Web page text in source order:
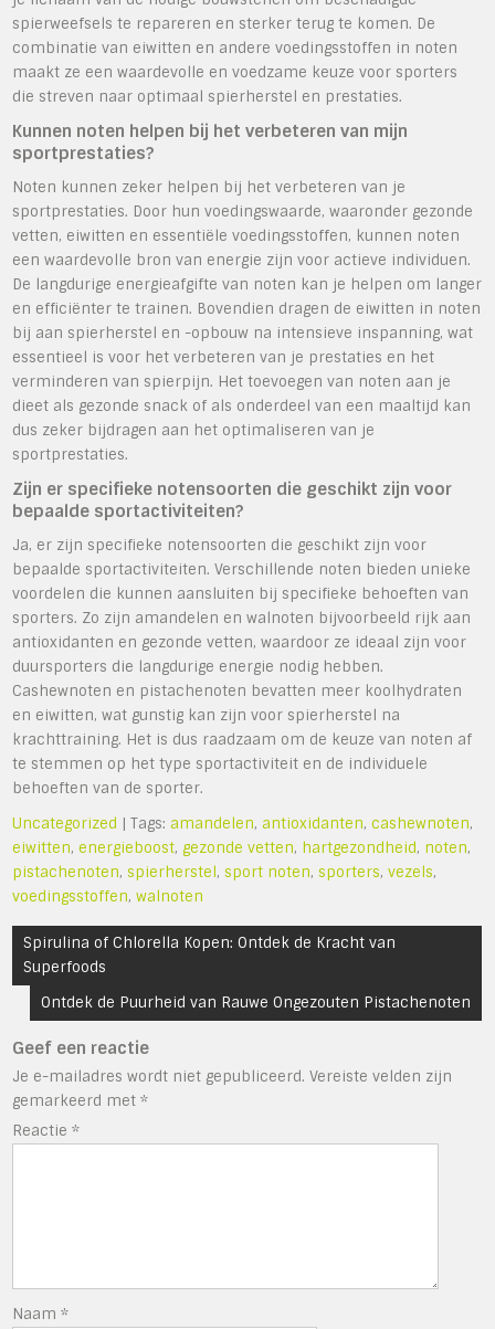
spierweefsels te repareren en sterker terug te komen. De
combinatie van eiwitten en andere voedingsstoffen in noten
maakt ze een waardevolle en voedzame keuze voor sporters
die streven naar optimaal spierherstel en prestaties.
Kunnen noten helpen bij het verbeteren van mijn
sportprestaties?
Noten kunnen zeker helpen bij het verbeteren van je
sportprestaties. Door hun voedingswaarde, waaronder gezonde
vetten, eiwitten en essentiële voedingsstoffen, kunnen noten
een waardevolle bron van energie zijn voor actieve individuen.
De langdurige energieafgifte van noten kan je helpen om langer
en efficiënter te trainen. Bovendien dragen de eiwitten in noten
bij aan spierherstel en -opbouw na intensieve inspanning, wat
essentieel is voor het verbeteren van je prestaties en het
verminderen van spierpijn. Het toevoegen van noten aan je
dieet als gezonde snack of als onderdeel van een maaltijd kan
dus zeker bijdragen aan het optimaliseren van je
sportprestaties.
Zijn er specifieke notensoorten die geschikt zijn voor
bepaalde sportactiviteiten?
Ja, er zijn specifieke notensoorten die geschikt zijn voor
bepaalde sportactiviteiten. Verschillende noten bieden unieke
voordelen die kunnen aansluiten bij specifieke behoeften van
sporters. Zo zijn amandelen en walnoten bijvoorbeeld rijk aan
antioxidanten en gezonde vetten, waardoor ze ideaal zijn voor
duursporters die langdurige energie nodig hebben.
Cashewnoten en pistachenoten bevatten meer koolhydraten
en eiwitten, wat gunstig kan zijn voor spierherstel na
krachttraining. Het is dus raadzaam om de keuze van noten af
te stemmen op het type sportactiviteit en de individuele
behoeften van de sporter.
Uncategorized | Tags: amandelen, antioxidanten,cashewnoten,
eiwitten,energieboost,gezonde vetten, hartgezondheid, noten,
pistachenoten,spierherstel,sport noten,sporters,vezels,
voedingsstoffen,walnoten
Bericht
navigatie
Spirulina of Chlorella Kopen: Ontdek de Kracht van
Superfoods
Ontdek de Puurheid van Rauwe Ongezouten Pistachenoten
Geef een reactie
Je e-mailadres wordt niet gepubliceerd. Vereiste velden zijn
gemarkeerd met*
Reactie*
Naam*